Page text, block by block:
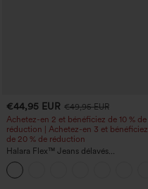
€44,95 EUR €49,95 EUR
Achetez-en 2 et bénéficiez de 10 % de
réduction | Achetez-en 3 et bénéficiez
de 20 % de réduction
Halara Flex™ Jeans délavés
décontractés, coupe baggy à jambe
large, taille basse asymétrique, poches
zippées